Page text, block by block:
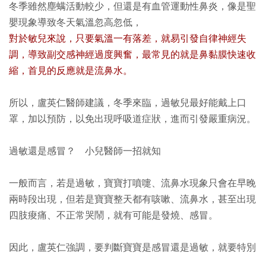
冬季雖然塵螨活動較少，但還是有血管運動性鼻炎，像是聖
嬰現象導致冬天氣溫忽高忽低，
對於敏兒來說，只要氣溫一有落差，就易引發自律神經失
調，導致副交感神經過度興奮，最常見的就是鼻黏膜快速收
縮，首見的反應就是流鼻水。
所以，盧英仁醫師建議，冬季來臨，過敏兒最好能戴上口
罩，加以預防，以免出現呼吸道症狀，進而引發嚴重病況。
過敏還是感冒？ 小兒醫師一招就知
一般而言，若是過敏，寶寶打噴嚏、流鼻水現象只會在早晚
兩時段出現，但若是寶寶整天都有咳嗽、流鼻水，甚至出現
四肢痠痛、不正常哭鬧，就有可能是發燒、感冒。
因此，盧英仁強調，要判斷寶寶是感冒還是過敏，就要特別